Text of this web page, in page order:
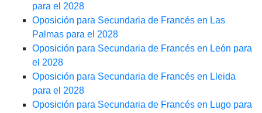
para el 2028
Oposición para Secundaria de Francés en Las
Palmas para el 2028
Oposición para Secundaria de Francés en León para
el 2028
Oposición para Secundaria de Francés en Lleida
para el 2028
Oposición para Secundaria de Francés en Lugo para